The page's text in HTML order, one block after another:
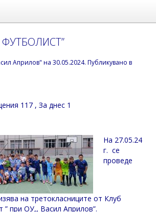
Априлов" на 30.05.2024. Публикувано в
117 , За днес 1
На 27.05.24
г. се
проведе
на третокласниците от Клуб
при ОУ,, Васил Априлов”.